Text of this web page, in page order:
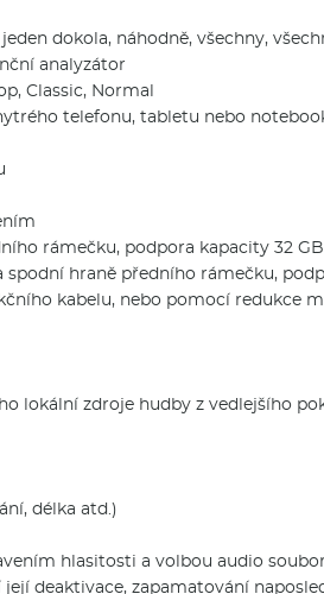
dokola, náhodně, všechny,
analyzátor
Classic, Normal
telefonu, tabletu nebo
rámečku, podpora kapacity 32 GB
hraně předního rámečku,
kabelu, nebo pomocí redukce
lokální zdroje hudby z vedlejšího
délka atd.)
hlasitosti a volbou audio
deaktivace, zapamatování